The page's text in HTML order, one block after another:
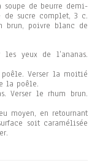
soupe de beurre demi-
de sucre complet, 3 c.
brun, poivre blanc de
yeux de l’ananas.
Verser la moitié
la poêle.
Verser le rhum brun.
moyen, en retournant
soit caramélisée